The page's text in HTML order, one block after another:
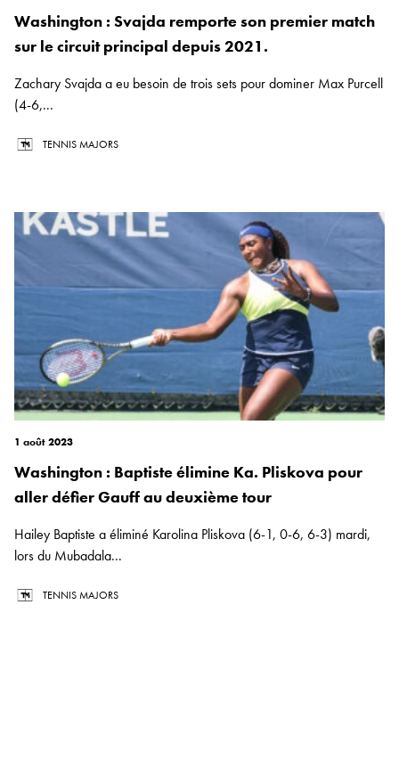
Washington : Svajda remporte son premier match
sur le circuit principal depuis 2021.
Zachary Svajda a eu besoin de trois sets pour dominer Max Purcell
(4-6,...
TENNIS MAJORS
1 août 2023
Washington : Baptiste élimine Ka. Pliskova pour
aller défier Gauff au deuxième tour
Hailey Baptiste a éliminé Karolina Pliskova (6-1, 0-6, 6-3) mardi,
lors du Mubadala...
TENNIS MAJORS